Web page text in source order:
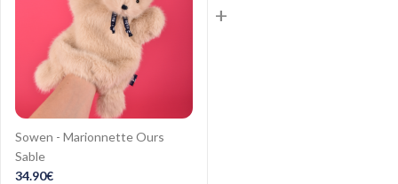
Sowen - Marionnette Ours
Sable
34.90€
+